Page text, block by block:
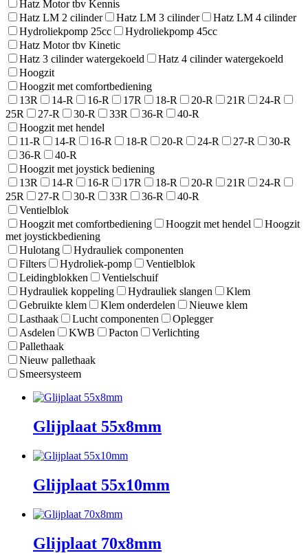
Hatz Motor tbv Kennis
Hatz LM 2 cilinder
Hatz LM 3 cilinder
Hatz LM 4 cilinder
Hydroliekpomp 25cc
Hydroliekpomp 45cc
Hatz Motor tbv Kinetic
Hatz 3 cilinder watergekoeld
Hatz 4 cilinder watergekoeld
Hoogzit
Hoogzit met comfortbediening
13R
14-R 16-R 17R 18-R 20-R 21R
24-R
25R
27-R 30-R 33R 36-R
40-R
Hoogzit met hendel
11-R
14-R 16-R 18-R 20-R 24-R 27-R
30-R
36-R
40-R
Hoogzit met joystick bediening
13R
14-R 16-R 17R 18-R 20-R 21R
24-R
25R
27-R 30-R 33R 36-R
40-R
Ventielblok
Hoogzit met comfortbediening
Hoogzit met hendel
Hoogzit
met joystickbediening
Hulotang
Hydrauliek componenten
Filters
Hydroliek-pomp
Ventielblok
Leidingblokken
Ventielschuif
Hydrauliek koppeling
Hydrauliek slangen
Klem
Gebruikte klem
Klem onderdelen
Nieuwe klem
Lasthaak
Lucht componenten
Oplegger
Asdelen
KWB Pacton
Verlichting
Pallethaak
Nieuw pallethaak
Smeersysteem
Glijplaat 55x8mm
Glijplaat 55x10mm
Glijplaat 70x8mm